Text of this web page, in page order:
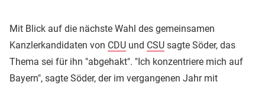
Mit Blick auf die nächste Wahl des gemeinsamen
Kanzlerkandidaten von CDU und CSU sagte Söder, das
Thema sei für ihn "abgehakt". "Ich konzentriere mich auf
Bayern", sagte Söder, der im vergangenen Jahr mit